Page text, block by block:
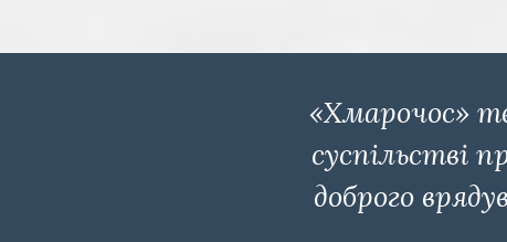
«Хмарочос»
суспільстві
доброго